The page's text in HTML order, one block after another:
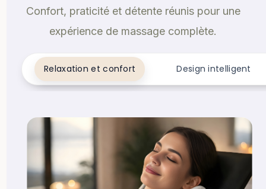
Confort, praticité et détente réunis pour une
expérience de massage complète.
Relaxation et confort Design intelligent